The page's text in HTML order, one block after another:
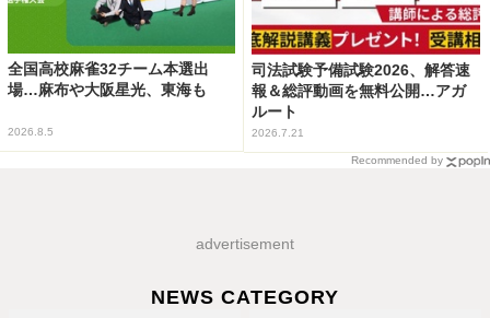
全国高校麻雀32チーム本選出
場…麻布や大阪星光、東海も
2026.8.5
司法試験予備試験2026、解答速
報＆総評動画を無料公開…アガ
ルート
2026.7.21
Recommended by
advertisement
NEWS CATEGORY